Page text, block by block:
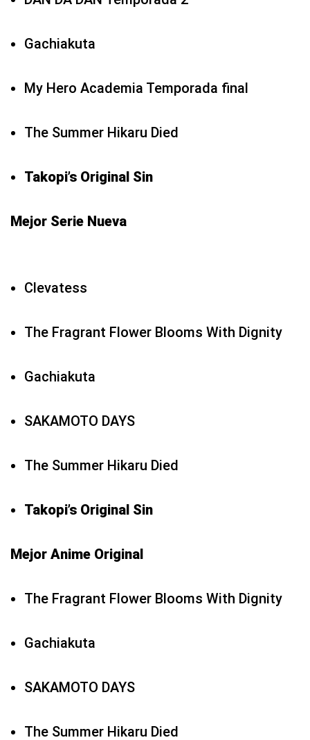
Gachiakuta
My Hero Academia Temporada final
The Summer Hikaru Died
Takopi’s Original Sin
Mejor Serie Nueva
Clevatess
The Fragrant Flower Blooms With Dignity
Gachiakuta
SAKAMOTO DAYS
The Summer Hikaru Died
Takopi’s Original Sin
Mejor Anime Original
The Fragrant Flower Blooms With Dignity
Gachiakuta
SAKAMOTO DAYS
The Summer Hikaru Died